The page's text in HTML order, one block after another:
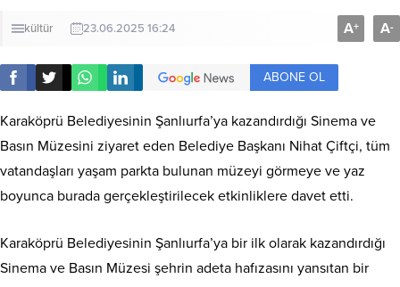
kültür 23.06.2025 16:24 A+ A-
ABONE OL
Karaköprü Belediyesinin Şanlıurfa’ya kazandırdığı Sinema ve
Basın Müzesini ziyaret eden Belediye Başkanı Nihat Çiftçi, tüm
vatandaşları yaşam parkta bulunan müzeyi görmeye ve yaz
boyunca burada gerçekleştirilecek etkinliklere davet etti.
Karaköprü Belediyesinin Şanlıurfa’ya bir ilk olarak kazandırdığı
Sinema ve Basın Müzesi şehrin adeta hafızasını yansıtan bir